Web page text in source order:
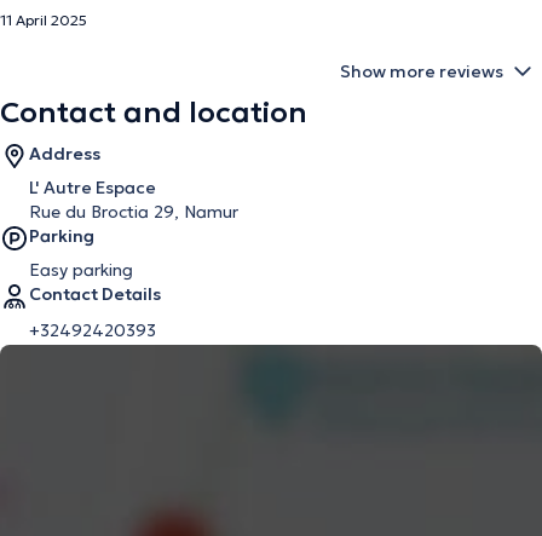
11 April 2025
Show more reviews
Contact and location
Address
L' Autre Espace
Rue du Broctia 29, Namur
Parking
Easy parking
Contact Details
+32492420393